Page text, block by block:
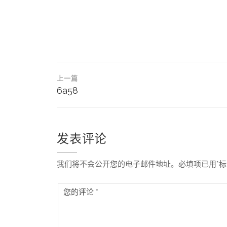
文
章
航
上一篇
6a58
发表评论
我们将不会公开您的电子邮件地址。必填项已用*标